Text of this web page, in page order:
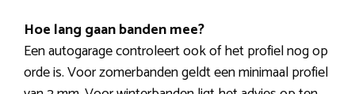
Hoe lang gaan banden mee?
Een autogarage controleert ook of het profiel nog op
orde is. Voor zomerbanden geldt een minimaal profiel